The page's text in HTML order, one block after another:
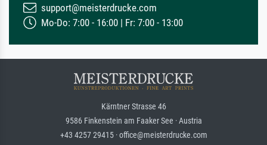
support@meisterdrucke.com
Mo-Do: 7:00 - 16:00 | Fr: 7:00 - 13:00
Kärntner Strasse 46
9586 Finkenstein am Faaker See · Austria
+43 4257 29415 · office@meisterdrucke.com